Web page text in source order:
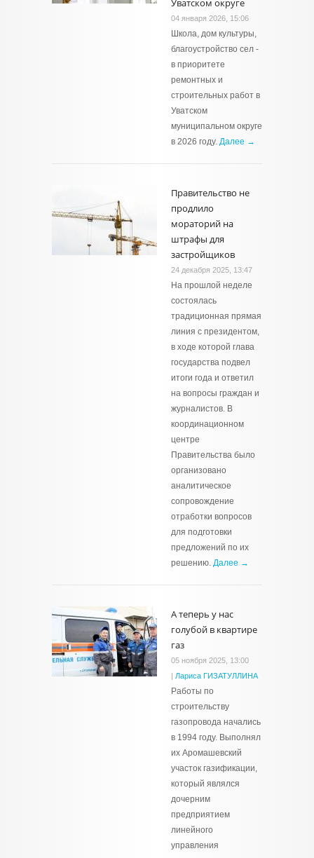
Уватском округе
04 января 2026, 15:06
Школа, дом культуры,
благоустройство сел -
в приоритете
ремонтных и
строительных работ в
Уватском
муниципальном округе
в 2026 году. Далее →
Правительство не
продлило
мораторий на
штрафы для
застройщиков
24 декабря 2025, 13:47
На прошлой неделе
состоялась
традиционная прямая
линия с президентом,
в ходе которой глава
государства подвел
итоги года и ответил
на вопросы граждан и
журналистов. В
координационном
центре
Правительства было
организовано
аналитическое
сопровождение
отработки вопросов
для подготовки
предложений по их
решению. Далее →
А теперь у нас
голубой в квартире
газ
05 ноября 2025, 13:00
| Лариса ГИЗАТУЛЛИНА
Работы по
строительству
газопровода начались
в 1994 году. Выполнял
их Аромашевский
участок газификации,
который являлся
дочерним
предприятием
линейного
управления